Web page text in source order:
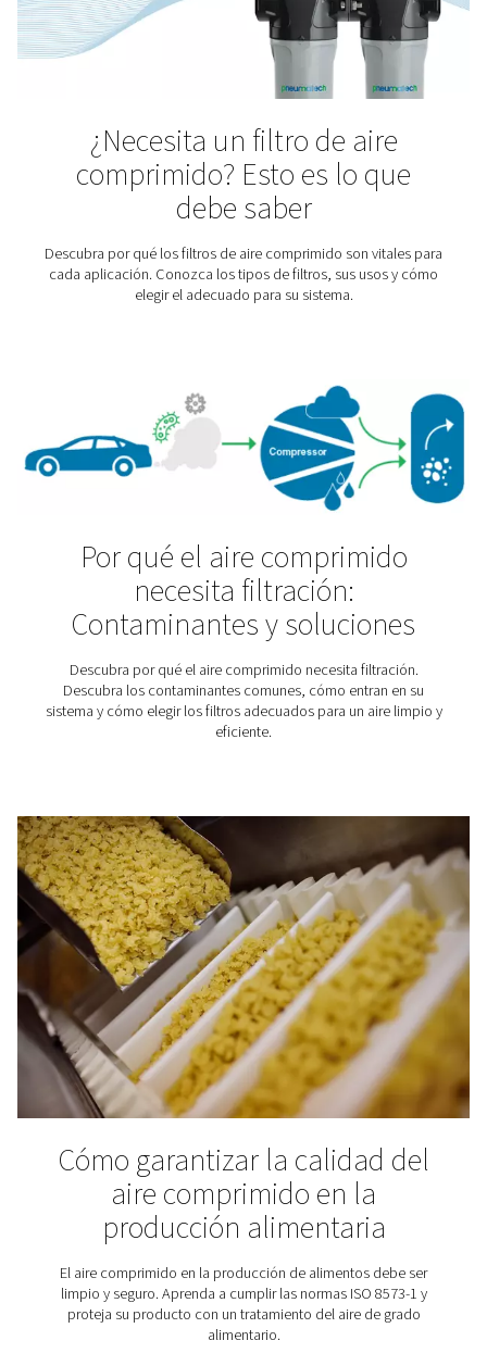
Producción de cemento
en todo el mundo. Nuestro mundo moderno sería
sin ninguno de ellos. Por lo tanto, tiene sentido que
comprimido desempeñe un papel importante en la
debe a que el aire comprimido sin tratar puede poner
el producto final.
Centro de conocimientos
secadores de aire
¿Desea obtener más información sobre los diferentes
secadores de compresores de aire? Consulte nuestra
de conocimientos.
Normas de calidad del aire
8573-1)
La calidad del aire desempeña un papel
mundo de los sistemas de aire comprimido. Esta
blog profundiza en las entrañas de la norma ISO
referente para sistemas de aire comprimido a nivel
Comprender esta norma es esencial para
dependen del aire comprimido para sus